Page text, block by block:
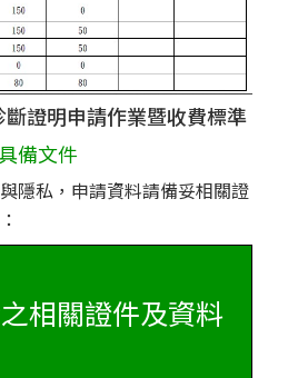
證明申請作業暨收費標準
備文件
隱私，申請資料請備妥相關證
相關證件及資料